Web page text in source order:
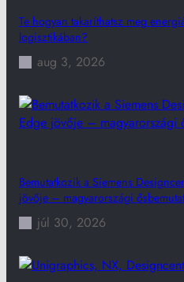
Te hogyan takaríthatsz meg
logisztikában?
aug 3, 2026
Bemutatkozik a Siemens
jövője – magyarországi
júl 30, 2026